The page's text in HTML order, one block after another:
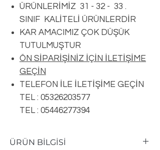
ÜRÜNLERİMİZ 31 - 32 - 33 .
SINIF KALİTELİ ÜRÜNLERDİR
KAR AMACIMIZ ÇOK DÜŞÜK
TUTULMUŞTUR
ÖN SİPARİŞİNİZ İÇİN İLETİŞİME
GEÇİN
TELEFON İLE İLETİŞİME GEÇİN
TEL : 05326203577
TEL : 05446277394
ÜRÜN BİLGİSİ